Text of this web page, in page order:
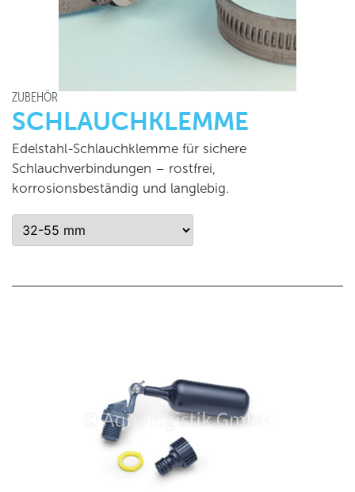
ZUBEHÖR
SCHLAUCHKLEMME
Edelstahl-Schlauchklemme für sichere
Schlauchverbindungen – rostfrei,
korrosionsbeständig und langlebig.